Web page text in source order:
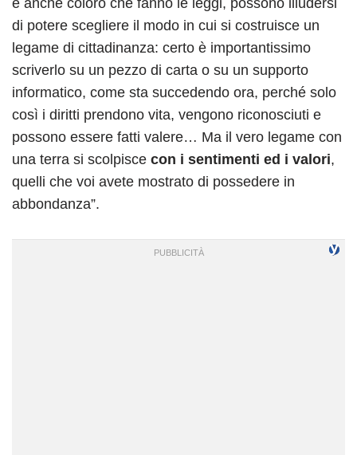
di potere scegliere il modo in cui si costruisce un
legame di cittadinanza: certo è importantissimo
scriverlo su un pezzo di carta o su un supporto
informatico, come sta succedendo ora, perché solo
così i diritti prendono vita, vengono riconosciuti e
possono essere fatti valere… Ma il vero legame con
una terra si scolpisce con i sentimenti ed i valori,
quelli che voi avete mostrato di possedere in
abbondanza”.